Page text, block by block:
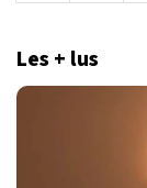
Les + lus